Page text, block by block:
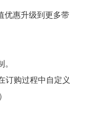
优惠升级到更多带
订购过程中自定义